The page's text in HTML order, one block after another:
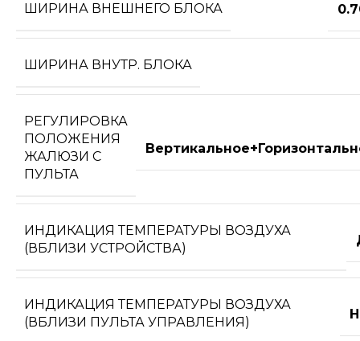
ШИРИНА ВНЕШНЕГО БЛОКА
ШИРИНА ВНУТР. БЛОКА
РЕГУЛИРОВКА
ПОЛОЖЕНИЯ
ЖАЛЮЗИ С
ПУЛЬТА
ИНДИКАЦИЯ ТЕМПЕРАТУРЫ ВОЗДУХА
(ВБЛИЗИ УСТРОЙСТВА)
ИНДИКАЦИЯ ТЕМПЕРАТУРЫ ВОЗДУХА
(ВБЛИЗИ ПУЛЬТА УПРАВЛЕНИЯ)